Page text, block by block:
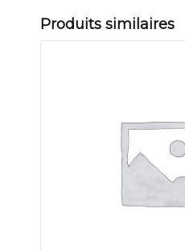
Produits similaires